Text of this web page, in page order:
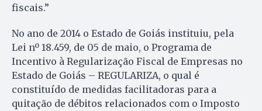
fiscais.”
No ano de 2014 o Estado de Goiás instituiu, pela
Lei nº 18.459, de 05 de maio, o Programa de
Incentivo à Regularização Fiscal de Empresas no
Estado de Goiás – REGULARIZA, o qual é
constituído de medidas facilitadoras para a
quitação de débitos relacionados com o Imposto